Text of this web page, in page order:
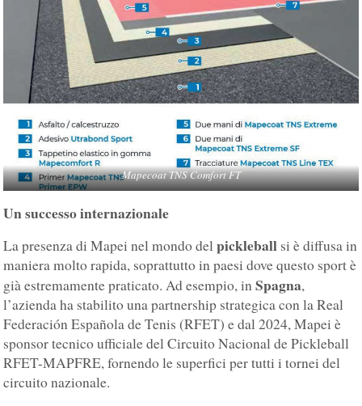
Mapecoat TNS Comfort FT
Un successo internazionale
La presenza di Mapei nel mondo delpickleball si è diffusa in
maniera molto rapida, soprattutto in paesi dove questo sport è
già estremamente praticato. Ad esempio, inSpagna,
l’azienda ha stabilito una partnership strategica con la Real
Federación Española de Tenis (RFET) e dal 2024, Mapei è
sponsor tecnico ufficiale del Circuito Nacional de Pickleball
RFET-MAPFRE, fornendo le superfici per tutti i tornei del
circuito nazionale.